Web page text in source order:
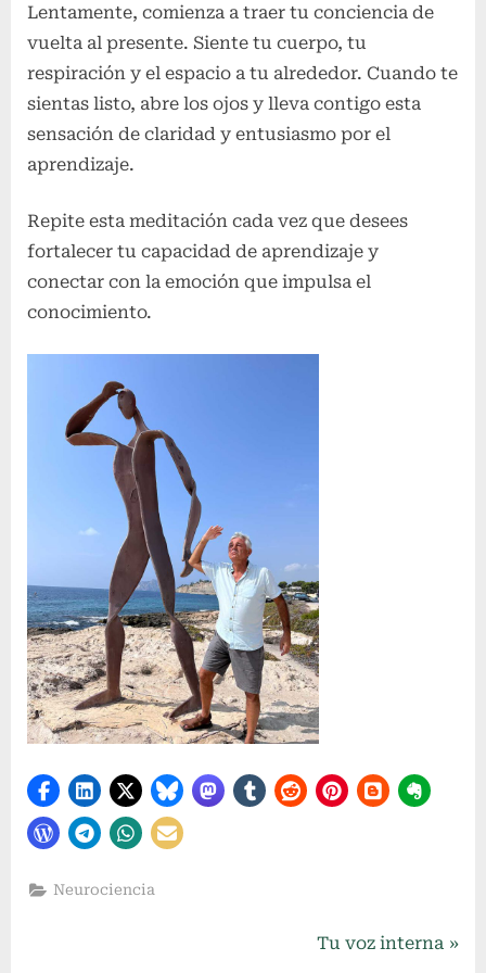
Lentamente, comienza a traer tu conciencia de
vuelta al presente. Siente tu cuerpo, tu
respiración y el espacio a tu alrededor. Cuando te
sientas listo, abre los ojos y lleva contigo esta
sensación de claridad y entusiasmo por el
aprendizaje.
Repite esta meditación cada vez que desees
fortalecer tu capacidad de aprendizaje y
conectar con la emoción que impulsa el
conocimiento.
Neurociencia
N
Tu voz interna